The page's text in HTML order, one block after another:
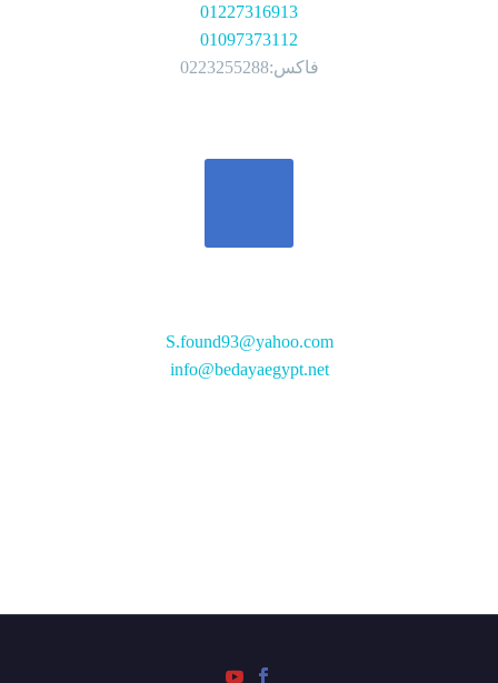
01227316913
01097373112
فاكس:0223255288
S.found93@yahoo.com
info@bedayaegypt.net